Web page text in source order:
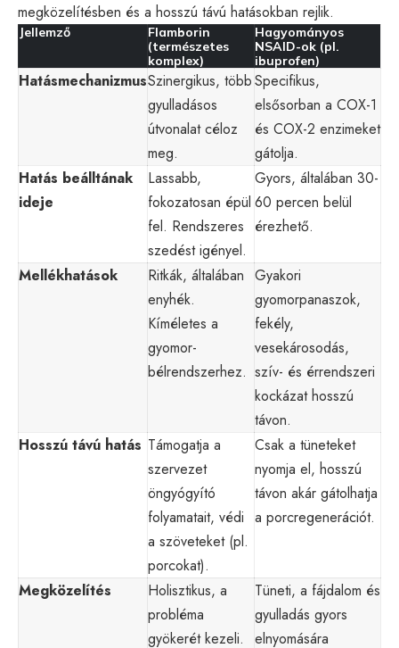
megközelítésben és a hosszú távú hatásokban rejlik.
Jellemző
Flamborin
(természetes
komplex)
Hagyományos
NSAID-ok (pl.
ibuprofen)
HatásmechanizmusSzinergikus, több
gyulladásos
útvonalat céloz
meg.
Specifikus,
elsősorban a COX-1
és COX-2 enzimeket
gátolja.
Hatás beálltának
ideje
Lassabb,
fokozatosan épül
fel. Rendszeres
szedést igényel.
Gyors, általában 30-
60 percen belül
érezhető.
Mellékhatások
Ritkák, általában
enyhék.
Kíméletes a
gyomor-
bélrendszerhez.
Gyakori
gyomorpanaszok,
fekély,
vesekárosodás,
szív- és érrendszeri
kockázat hosszú
távon.
Hosszú távú hatás Támogatja a
szervezet
öngyógyító
folyamatait, védi
a szöveteket (pl.
porcokat).
Csak a tüneteket
nyomja el, hosszú
távon akár gátolhatja
a porcregenerációt.
Megközelítés
Holisztikus, a
probléma
gyökerét kezeli.
Tüneti, a fájdalom és
gyulladás gyors
elnyomására